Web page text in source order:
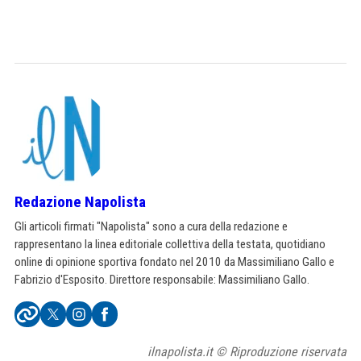
Redazione Napolista
Gli articoli firmati "Napolista" sono a cura della redazione e
rappresentano la linea editoriale collettiva della testata, quotidiano
online di opinione sportiva fondato nel 2010 da Massimiliano Gallo e
Fabrizio d'Esposito. Direttore responsabile: Massimiliano Gallo.
ilnapolista.it © Riproduzione riservata